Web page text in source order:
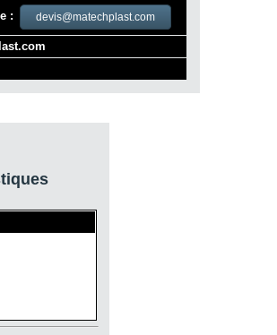
: devis@matechplast.com